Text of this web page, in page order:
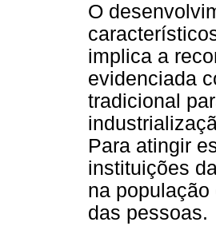
O
implica a
evidenciada
tradicional
Para atingir
instituições
na
das pessoas.